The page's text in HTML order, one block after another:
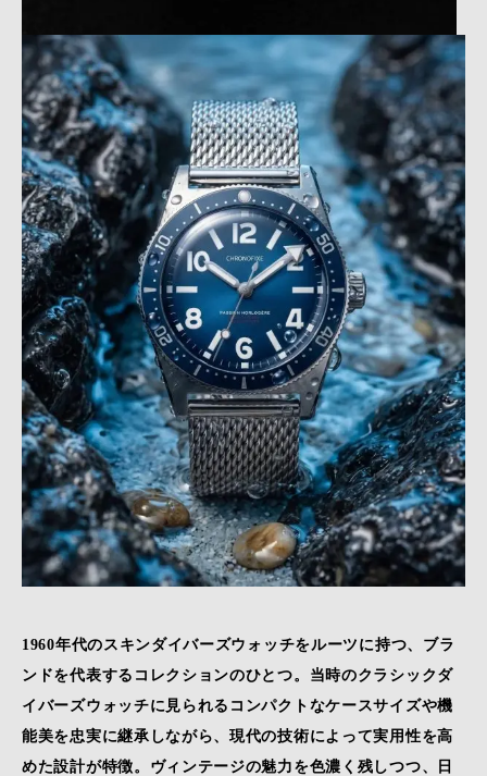
1960年代のスキンダイバーズウォッチをルーツに持つ、ブラ
ンドを代表するコレクションのひとつ。当時のクラシックダ
イバーズウォッチに見られるコンパクトなケースサイズや機
能美を忠実に継承しながら、現代の技術によって実用性を高
めた設計が特徴。ヴィンテージの魅力を色濃く残しつつ、日